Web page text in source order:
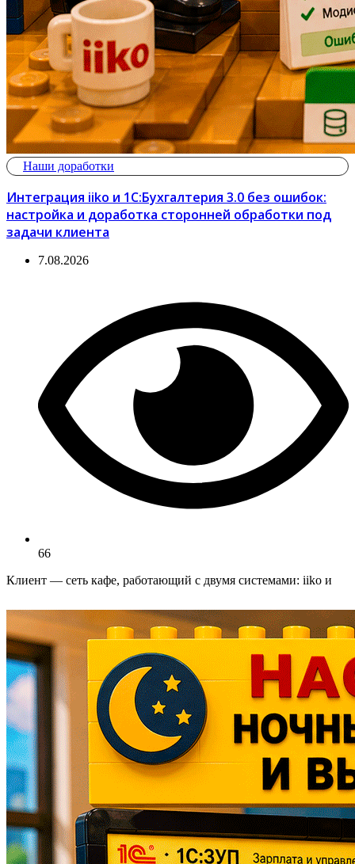
Наши доработки
Интеграция iiko и 1С:Бухгалтерия 3.0 без ошибок:
настройка и доработка сторонней обработки под
задачи клиента
7.08.2026
66
Клиент — сеть кафе, работающий с двумя системами: iiko и